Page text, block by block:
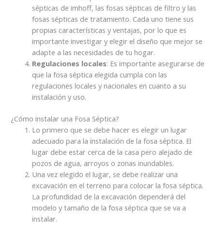
sépticas de imhoff, las fosas sépticas de filtro y las
fosas sépticas de tratamiento. Cada uno tiene sus
propias características y ventajas, por lo que es
importante investigar y elegir el diseño que mejor se
adapte a las necesidades de tu hogar.
Regulaciones locales: Es importante asegurarse de
que la fosa séptica elegida cumpla con las
regulaciones locales y nacionales en cuanto a su
instalación y uso.
¿Cómo instalar una Fosa Séptica?
Lo primero que se debe hacer es elegir un lugar
adecuado para la instalación de la fosa séptica. El
lugar debe estar cerca de la casa pero alejado de
pozos de agua, arroyos o zonas inundables.
Una vez elegido el lugar, se debe realizar una
excavación en el terreno para colocar la fosa séptica.
La profundidad de la excavación dependerá del
modelo y tamaño de la fosa séptica que se va a
instalar.